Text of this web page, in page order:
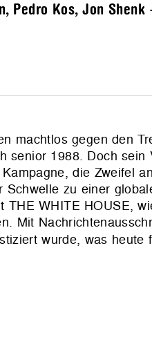
Pedro Kos, Jon
machtlos gegen den
senior 1988. Doch
die Zweifel
zu einer
THE WHITE HOUSE,
Mit
wurde, was heute